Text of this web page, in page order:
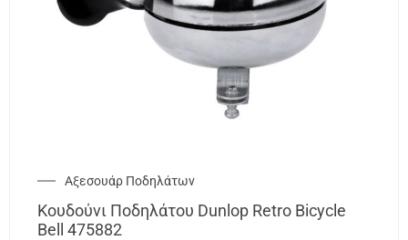
Αξεσουάρ Ποδηλάτων
Κουδούνι Ποδηλάτου Dunlop Retro Bicycle
Bell 475882